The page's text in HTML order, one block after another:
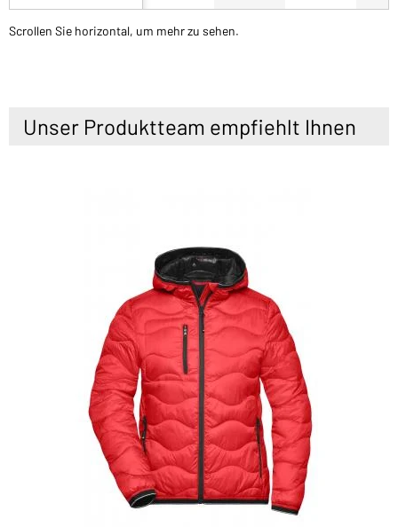
Scrollen Sie horizontal, um mehr zu sehen.
Unser Produktteam empfiehlt Ihnen